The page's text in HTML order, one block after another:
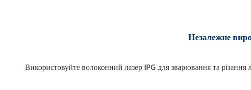
Незалежне
Використовуйте волоконний лазер IPG для зварювання та різання